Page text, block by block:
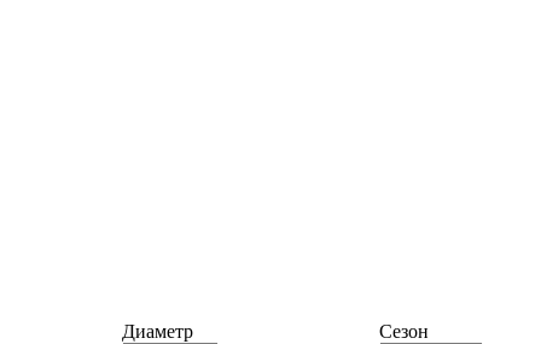
Диаметр Сезон